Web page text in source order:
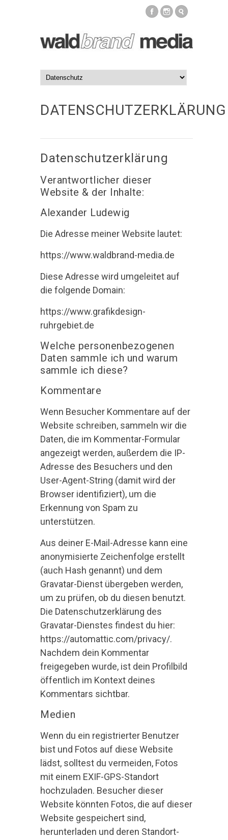
DATENSCHUTZERKLÄRUNG
Datenschutzerklärung
Verantwortlicher dieser
Website & der Inhalte:
Alexander Ludewig
Die Adresse meiner Website lautet:
https://www.waldbrand-media.de
Diese Adresse wird umgeleitet auf
die folgende Domain:
https://www.grafikdesign-
ruhrgebiet.de
Welche personenbezogenen
Daten sammle ich und warum
sammle ich diese?
Kommentare
Wenn Besucher Kommentare auf der
Website schreiben, sammeln wir die
Daten, die im Kommentar-Formular
angezeigt werden, außerdem die IP-
Adresse des Besuchers und den
User-Agent-String (damit wird der
Browser identifiziert), um die
Erkennung von Spam zu
unterstützen.
Aus deiner E-Mail-Adresse kann eine
anonymisierte Zeichenfolge erstellt
(auch Hash genannt) und dem
Gravatar-Dienst übergeben werden,
um zu prüfen, ob du diesen benutzt.
Die Datenschutzerklärung des
Gravatar-Dienstes findest du hier:
https://automattic.com/privacy/.
Nachdem dein Kommentar
freigegeben wurde, ist dein Profilbild
öffentlich im Kontext deines
Kommentars sichtbar.
Medien
Wenn du ein registrierter Benutzer
bist und Fotos auf diese Website
lädst, solltest du vermeiden, Fotos
mit einem EXIF-GPS-Standort
hochzuladen. Besucher dieser
Website könnten Fotos, die auf dieser
Website gespeichert sind,
herunterladen und deren Standort-